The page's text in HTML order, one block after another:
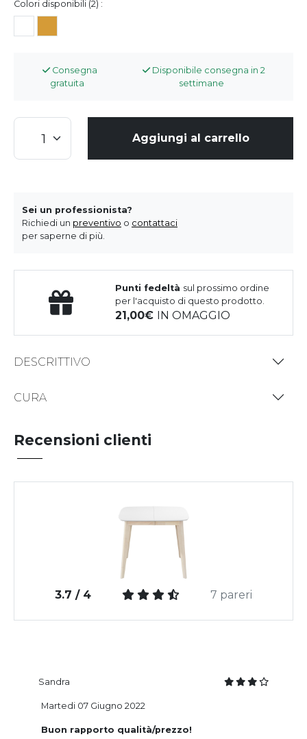
Colori disponibili (2) :
Consegna
gratuita
Disponibile consegna in 2
settimane
Aggiungi al carrello
Sei un professionista?
Richiedi un preventivo o contattaci
per saperne di più.
Punti fedeltà sul prossimo ordine
per l'acquisto di questo prodotto.
21,00 IN OMAGGIO
DESCRITTIVO
CURA
Recensioni clienti
3.7 / 4 7 pareri
Sandra
Buon rapporto qualità/prezzo!
Martedi 07 Giugno 2022